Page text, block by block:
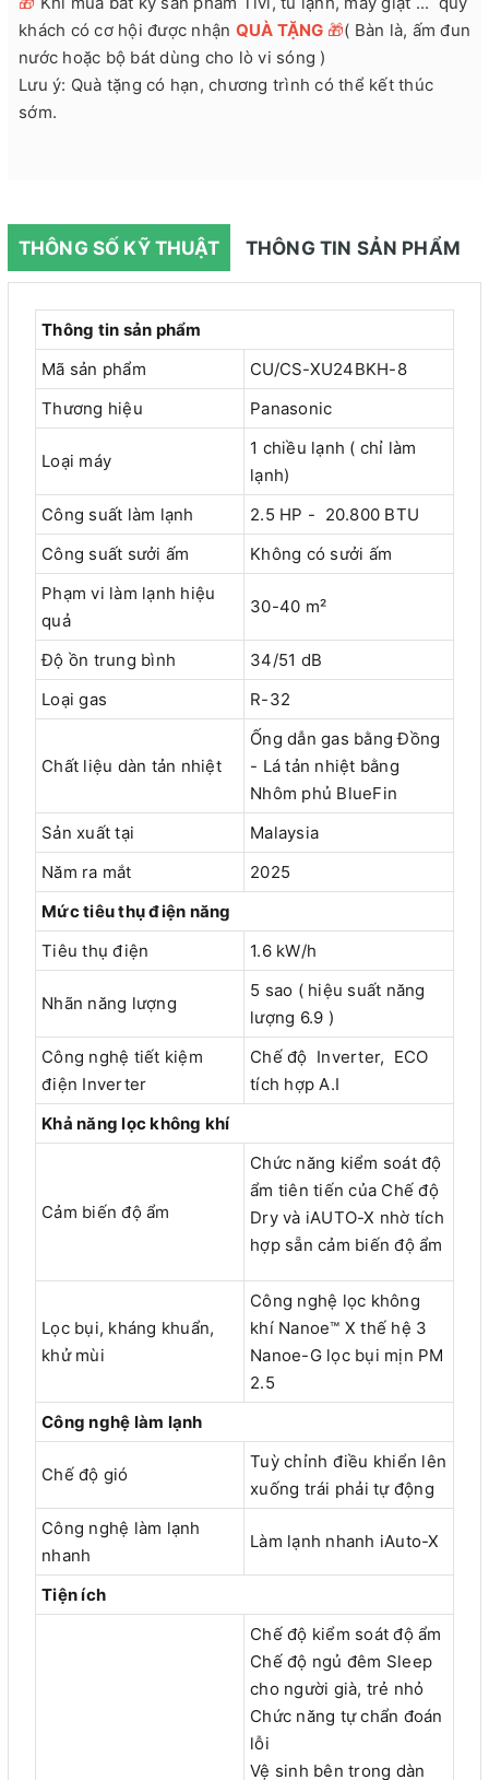
khách có cơ hội được nhận QUÀ TẶNG 🎁( Bàn là, ấm đun
nước hoặc bộ bát dùng cho lò vi sóng )
Lưu ý: Quà tặng có hạn, chương trình có thể kết thúc
sớm.
THÔNG SỐ KỸ THUẬT THÔNG TIN SẢN PHẨM
Thông tin sản phẩm
Mã sản phẩm
CU/CS-XU24BKH-8
Thương hiệu
Panasonic
Loại máy
1 chiều lạnh ( chỉ làm
lạnh)
Công suất làm lạnh
2.5 HP - 20.800 BTU
Công suất sưởi ấm
Không có sưởi ấm
Phạm vi làm lạnh hiệu
quả
30-40 m²
Độ ồn trung bình
34/51 dB
Loại gas
R-32
Chất liệu dàn tản nhiệt
Ống dẫn gas bằng Đồng
- Lá tản nhiệt bằng
Nhôm phủ BlueFin
Sản xuất tại
Malaysia
Năm ra mắt
2025
Mức tiêu thụ điện năng
Tiêu thụ điện
1.6 kW/h
Nhãn năng lượng
5 sao ( hiệu suất năng
lượng 6.9 )
Công nghệ tiết kiệm
điện Inverter
Chế độ Inverter, ECO
tích hợp A.I
Khả năng lọc không khí
Cảm biến độ ẩm
Chức năng kiểm soát độ
ẩm tiên tiến của Chế độ
Dry và iAUTO-X nhờ tích
hợp sẵn cảm biến độ ẩm
Lọc bụi, kháng khuẩn,
khử mùi
Công nghệ lọc không
khí Nanoe™ X thế hệ 3
Nanoe-G lọc bụi mịn PM
2.5
Công nghệ làm lạnh
Chế độ gió
Tuỳ chỉnh điều khiển lên
xuống trái phải tự động
Công nghệ làm lạnh
nhanh
Làm lạnh nhanh iAuto-X
Tiện ích
Chế độ kiểm soát độ ẩm
Chế độ ngủ đêm Sleep
cho người già, trẻ nhỏ
Chức năng tự chẩn đoán
lỗi
Vệ sinh bên trong dàn